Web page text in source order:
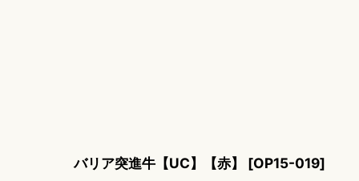
バリア突進牛【UC】【赤】 [OP15-019]